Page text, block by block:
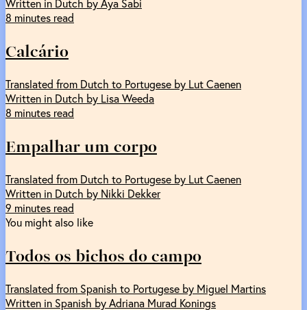
Written in Dutch by Aya Sabi
8 minutes read
Calcário
Translated from Dutch to Portugese by Lut Caenen
Written in Dutch by Lisa Weeda
8 minutes read
Empalhar um corpo
Translated from Dutch to Portugese by Lut Caenen
Written in Dutch by Nikki Dekker
9 minutes read
You might also like
Todos os bichos do campo
Translated from Spanish to Portugese by Miguel Martins
Written in Spanish by Adriana Murad Konings